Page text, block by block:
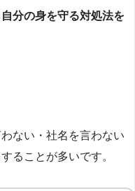
分の身を守る対処法を
ない・社名を言わない
ることが多いです。